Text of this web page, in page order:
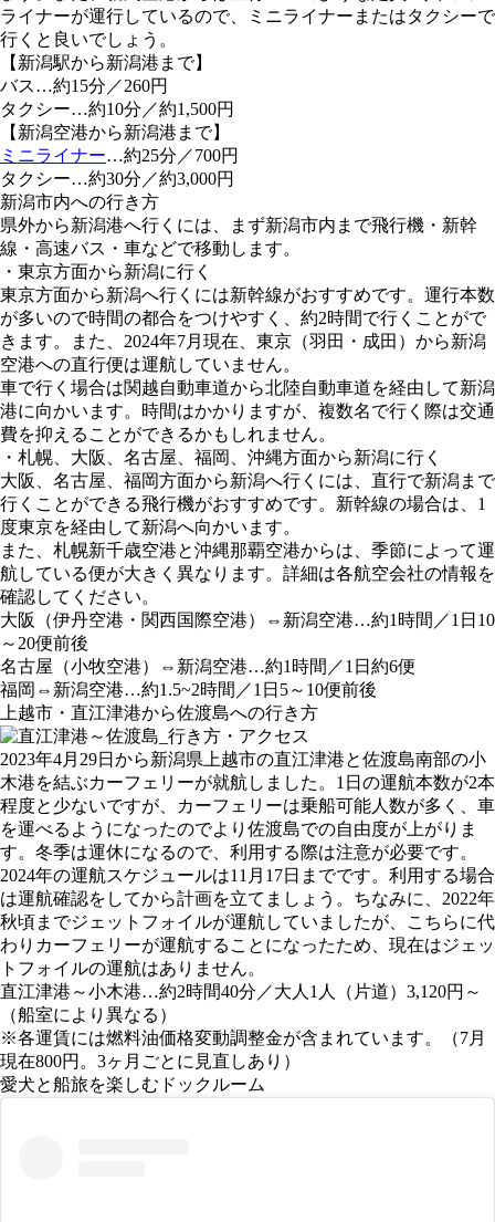
ライナーが運行しているので、ミニライナーまたはタクシーで
行くと良いでしょう。
【新潟駅から新潟港まで】
バス…約15分／260円
タクシー…約10分／約1,500円
【新潟空港から新潟港まで】
ミニライナー…約25分／700円
タクシー…約30分／約3,000円
新潟市内への行き方
県外から新潟港へ行くには、まず新潟市内まで飛行機・新幹
線・高速バス・車などで移動します。
・東京方面から新潟に行く
東京方面から新潟へ行くには新幹線がおすすめです。運行本数
が多いので時間の都合をつけやすく、約2時間で行くことがで
きます。また、2024年7月現在、東京（羽田・成田）から新潟
空港への直行便は運航していません。
車で行く場合は関越自動車道から北陸自動車道を経由して新潟
港に向かいます。時間はかかりますが、複数名で行く際は交通
費を抑えることができるかもしれません。
・札幌、大阪、名古屋、福岡、沖縄方面から新潟に行く
大阪、名古屋、福岡方面から新潟へ行くには、直行で新潟まで
行くことができる飛行機がおすすめです。新幹線の場合は、1
度東京を経由して新潟へ向かいます。
また、札幌新千歳空港と沖縄那覇空港からは、季節によって運
航している便が大きく異なります。詳細は各航空会社の情報を
確認してください。
大阪（伊丹空港・関西国際空港）⇔新潟空港…約1時間／1日10
～20便前後
名古屋（小牧空港）⇔新潟空港…約1時間／1日約6便
福岡⇔新潟空港…約1.5~2時間／1日5～10便前後
上越市・直江津港から佐渡島への行き方
2023年4月29日から新潟県上越市の直江津港と佐渡島南部の小
木港を結ぶカーフェリーが就航しました。1日の運航本数が2本
程度と少ないですが、カーフェリーは乗船可能人数が多く、車
を運べるようになったのでより佐渡島での自由度が上がりま
す。冬季は運休になるので、利用する際は注意が必要です。
2024年の運航スケジュールは11月17日までです。利用する場合
は運航確認をしてから計画を立てましょう。ちなみに、2022年
秋頃までジェットフォイルが運航していましたが、こちらに代
わりカーフェリーが運航することになったため、現在はジェッ
トフォイルの運航はありません。
直江津港～小木港…約2時間40分／大人1人（片道）3,120円～
（船室により異なる）
※各運賃には燃料油価格変動調整金が含まれています。（7月
現在800円。3ヶ月ごとに見直しあり）
愛犬と船旅を楽しむドックルーム